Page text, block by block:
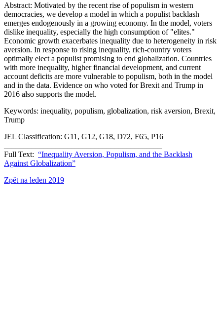
Abstract: Motivated by the recent rise of populism in western
democracies, we develop a model in which a populist backlash
emerges endogenously in a growing economy. In the model, voters
dislike inequality, especially the high consumption of "elites."
Economic growth exacerbates inequality due to heterogeneity in risk
aversion. In response to rising inequality, rich-country voters
optimally elect a populist promising to end globalization. Countries
with more inequality, higher financial development, and current
account deficits are more vulnerable to populism, both in the model
and in the data. Evidence on who voted for Brexit and Trump in
2016 also supports the model.
Keywords: inequality, populism, globalization, risk aversion, Brexit,
Trump
JEL Classification: G11, G12, G18, D72, F65, P16
Full Text: “Inequality Aversion, Populism, and the Backlash
Against Globalization”
Zpět na leden 2019